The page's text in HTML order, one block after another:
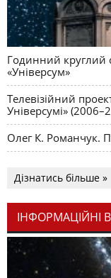
Годинний круглий
«Універсум»
Телевізійний
Універсумі»
Олег К. Романчук.
Дізнатись більше »
ІНФОРМАЦІЙНІ